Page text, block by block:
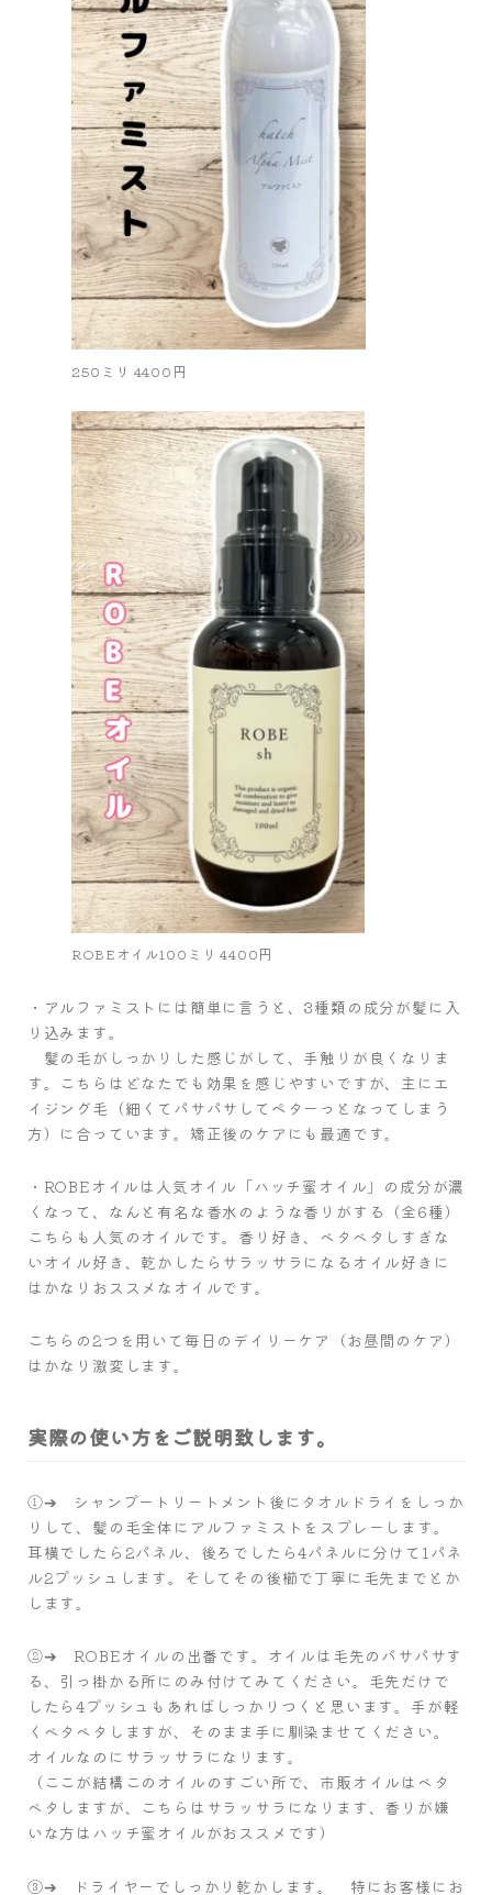
250ミリ 4400円
ROBEオイル100ミリ 4400円
・アルファミストには簡単に言うと、3種類の成分が髪に入
り込みます。
髪の毛がしっかりした感じがして、手触りが良くなりま
す。こちらはどなたでも効果を感じやすいですが、主にエ
イジング毛（細くてパサパサしてペターっとなってしまう
方）に合っています。矯正後のケアにも最適です。
・ROBEオイルは人気オイル「ハッチ蜜オイル」の成分が濃
くなって、なんと有名な香水のような香りがする（全6種）
こちらも人気のオイルです。香り好き、ベタベタしすぎな
いオイル好き、乾かしたらサラッサラになるオイル好きに
はかなりおススメなオイルです。
こちらの2つを用いて毎日のデイリーケア（お昼間のケア）
はかなり激変します。
実際の使い方をご説明致します。
①➔ シャンプートリートメント後にタオルドライをしっか
りして、髪の毛全体にアルファミストをスプレーします。
耳横でしたら2パネル、後ろでしたら4パネルに分けて1パネ
ル2プッシュします。そしてその後櫛で丁寧に毛先までとか
します。
②➔ ROBEオイルの出番です。オイルは毛先のパサパサす
る、引っ掛かる所にのみ付けてみてください。毛先だけで
したら4プッシュもあればしっかりつくと思います。手が軽
くベタベタしますが、そのまま手に馴染ませてください。
オイルなのにサラッサラになります。
（ここが結構このオイルのすごい所で、市販オイルはベタ
ベタしますが、こちらはサラッサラになります、香りが嫌
いな方はハッチ蜜オイルがおススメです）
③➔ ドライヤーでしっかり乾かします。 特にお客様にお